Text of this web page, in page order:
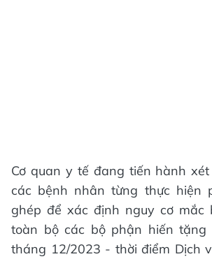
Cơ quan y tế đang tiến hành
các bệnh nhân từng thực hiện
ghép để xác định nguy cơ mắc
toàn bộ các bộ phận hiến tặng
tháng 12/2023 - thời điểm Dịch